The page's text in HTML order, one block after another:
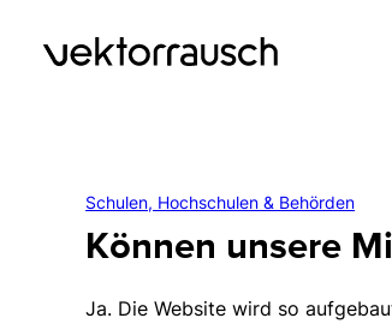
Schulen, Hochschulen & Behörden
Können unsere
Ja. Die Website wird so